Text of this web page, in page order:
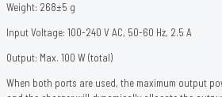
Weight: 268±5 g
Input Voltage: 100-240 V AC, 50-60 Hz, 2.5 A
Output: Max. 100 W (total)
When both ports are used, the maximum output